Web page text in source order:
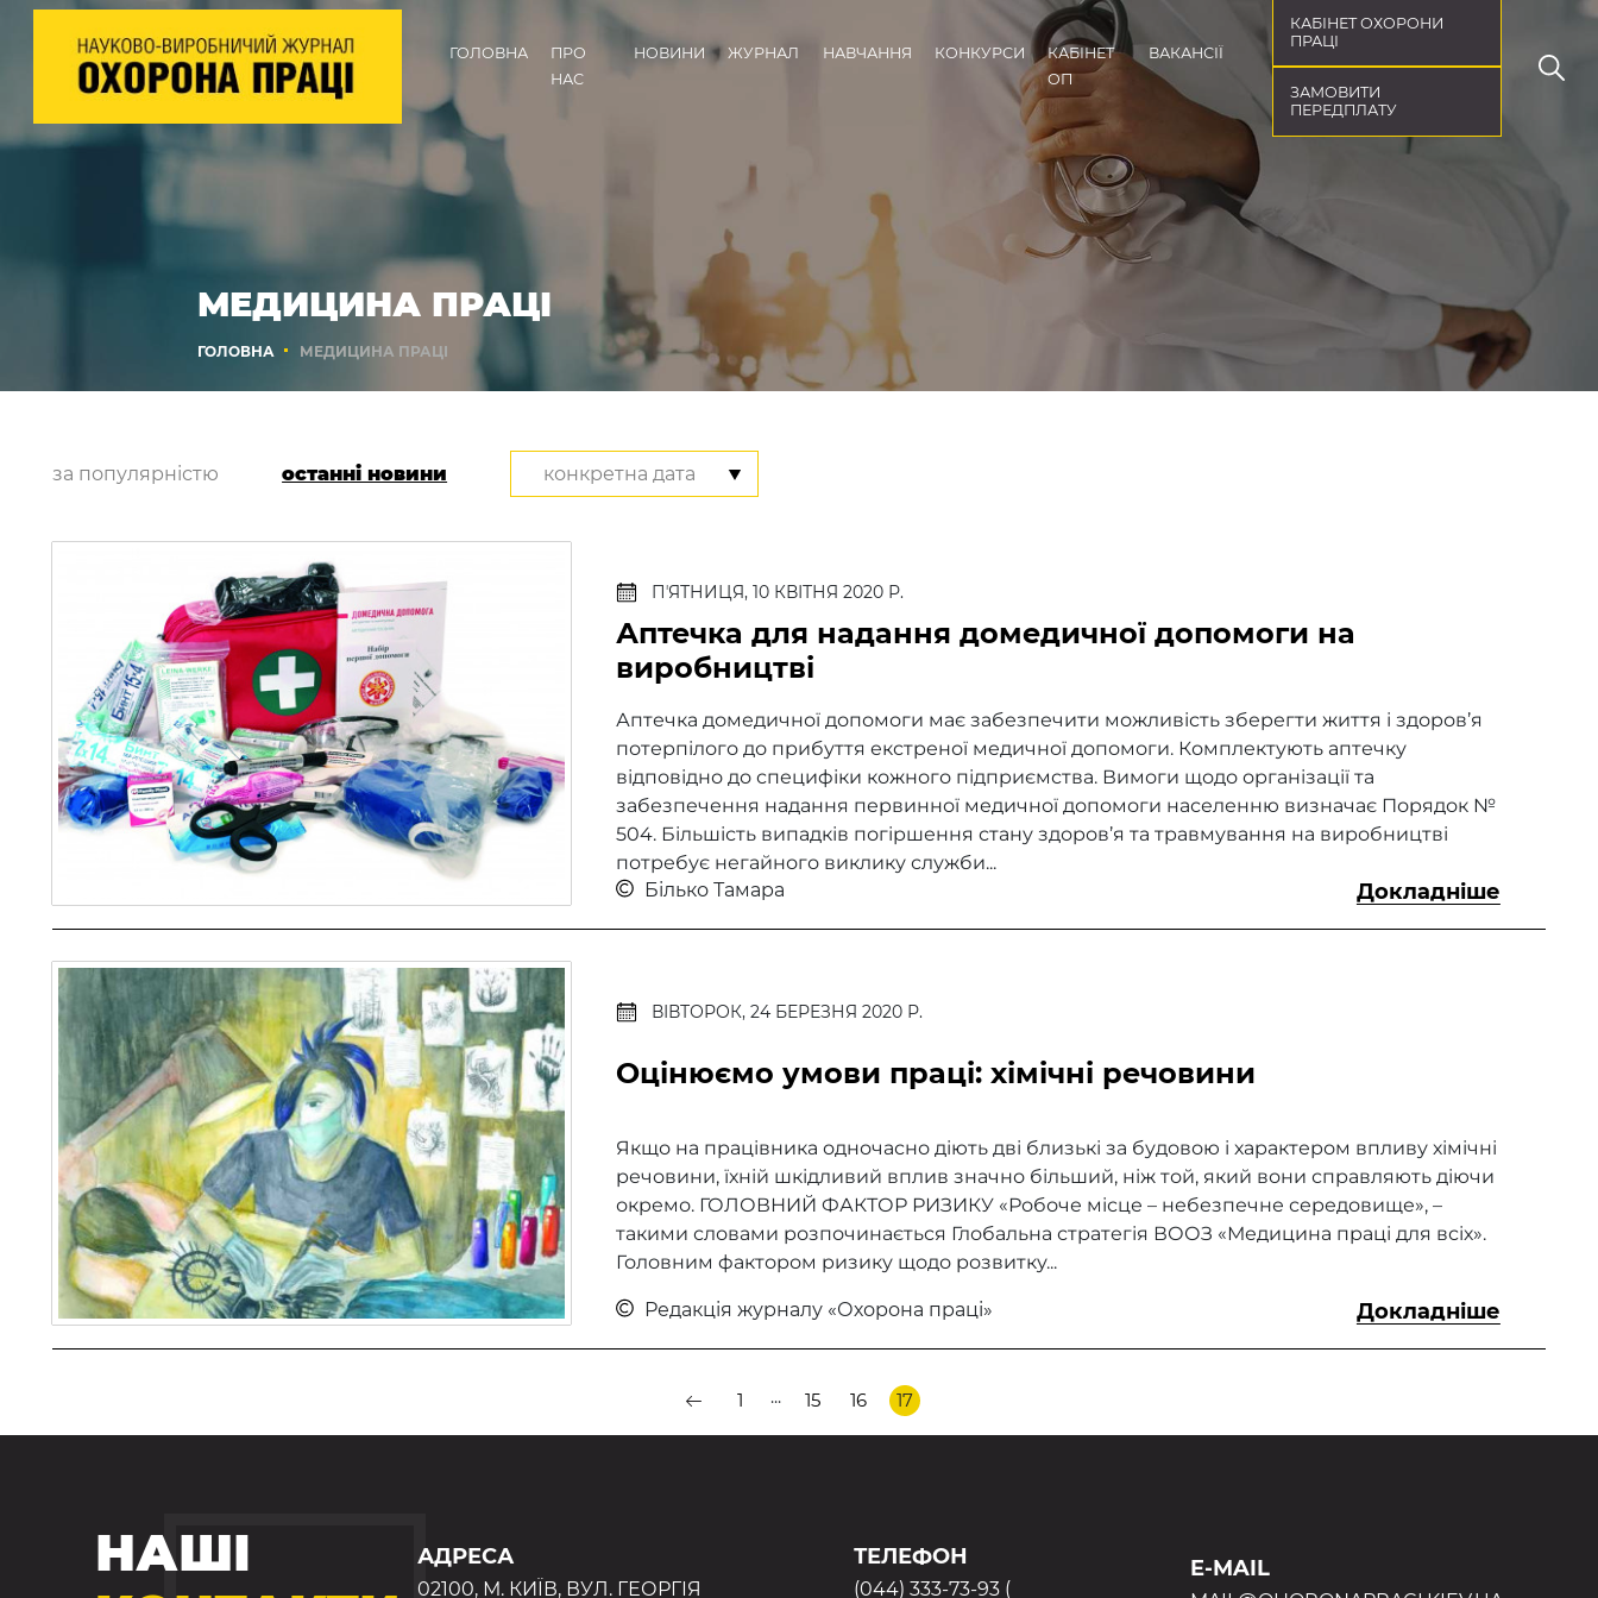
ГОЛОВНА
ПРО
НАС
НОВИНИ ЖУРНАЛ НАВЧАННЯ КОНКУРСИ
КАБІНЕТ
ОП
ВАКАНСІЇ
КАБІНЕТ ОХОРОНИ
ПРАЦІ
ЗАМОВИТИ
ПЕРЕДПЛАТУ
МЕДИЦИНА ПРАЦІ
ГОЛОВНА МЕДИЦИНА ПРАЦІ
за популярністю останні новини конкретна дата
ПʼЯТНИЦЯ, 10 КВІТНЯ 2020 Р.
Аптечка для надання домедичної допомоги на
виробництві
Аптечка домедичної допомоги має забезпечити можливість зберегти життя і здоров’я
потерпілого до прибуття екстреної медичної допомоги. Комплектують аптечку
відповідно до специфіки кожного підприємства. Вимоги щодо організації та
забезпечення надання первинної медичної допомоги населенню визначає Порядок №
504. Більшість випадків погіршення стану здоров’я та травмування на виробництві
потребує негайного виклику служби...
Білько Тамара
Докладніше
ВІВТОРОК, 24 БЕРЕЗНЯ 2020 Р.
Оцінюємо умови праці: хімічні речовини
Якщо на працівника одночасно діють дві близькі за будовою і характером впливу хімічні
речовини, їхній шкідливий вплив значно більший, ніж той, який вони справляють діючи
окремо. ГОЛОВНИЙ ФАКТОР РИЗИКУ «Робоче місце – небезпечне середовище», –
такими словами розпочинається Глобальна стратегія ВООЗ «Медицина праці для всіх».
Головним фактором ризику щодо розвитку...
Редакція журналу «Охорона праці» Докладніше
1 ... 15 16 17
НАШІ
АДРЕСА
02100, М. КИЇВ, ВУЛ. ГЕОРГІЯ
ТЕЛЕФОН
(044) 333-73-93 (
E-MAIL